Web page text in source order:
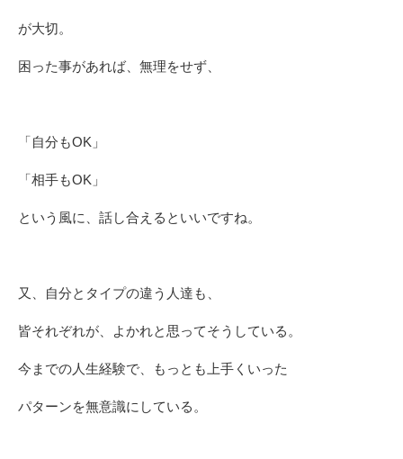
が大切。
困った事があれば、無理をせず、
「自分もOK」
「相手もOK」
という風に、話し合えるといいですね。
又、自分とタイプの違う人達も、
皆それぞれが、よかれと思ってそうしている。
今までの人生経験で、もっとも上手くいった
パターンを無意識にしている。